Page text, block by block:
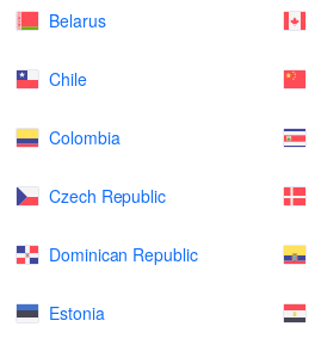
Belarus
Chile
Colombia
Czech Republic
Dominican Republic
Estonia